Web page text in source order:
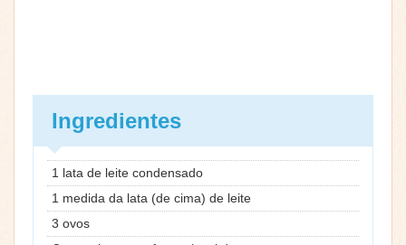
Ingredientes
1 lata de leite condensado
1 medida da lata (de cima) de leite
3 ovos